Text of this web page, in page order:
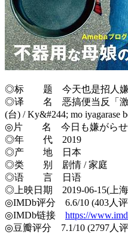
◎标 题 今天也是招人嫌
◎译 名 恶搞便当反「激」
(台) / Ky&#244; mo iyagarase
◎片 名 今日も嫌がらせ
◎年 代 2019
◎产 地 日本
◎类 别 剧情 / 家庭
◎语 言 日语
◎上映日期 2019-06-15(上海
◎IMDb评分 6.6/10 (403人
◎IMDb链接 https://
◎豆瓣评分 7.1/10 (2797人